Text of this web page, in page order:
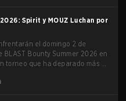
Spirit y MOUZ Luchan por
el domingo 2 de
Bounty Summer 2026 en
torneo que ha deparado más de